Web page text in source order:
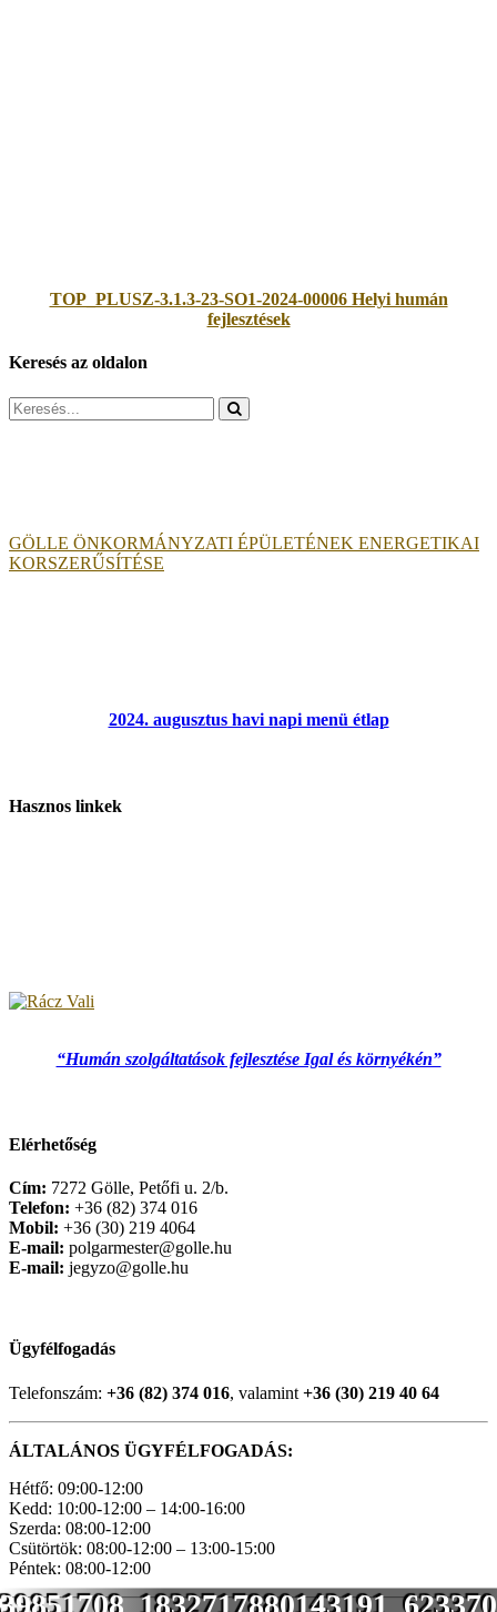
TOP_PLUSZ-3.1.3-23-SO1-2024-00006 Helyi humán
fejlesztések
Keresés az oldalon
Search
for:
GÖLLE ÖNKORMÁNYZATI ÉPÜLETÉNEK ENERGETIKAI
KORSZERŰSÍTÉSE
2024. augusztus havi napi menü étlap
Hasznos linkek
“Humán szolgáltatások fejlesztése Igal és környékén”
Elérhetőség
Cím: 7272 Gölle, Petőfi u. 2/b.
Telefon: +36 (82) 374 016
Mobil: +36 (30) 219 4064
E-mail: polgarmester@golle.hu
E-mail: jegyzo@golle.hu
Ügyfélfogadás
Telefonszám: +36 (82) 374 016, valamint +36 (30) 219 40 64
ÁLTALÁNOS ÜGYFÉLFOGADÁS:
Hétfő: 09:00-12:00
Kedd: 10:00-12:00 – 14:00-16:00
Szerda: 08:00-12:00
Csütörtök: 08:00-12:00 – 13:00-15:00
Péntek: 08:00-12:00